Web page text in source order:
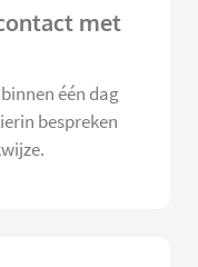
met
één dag
bespreken